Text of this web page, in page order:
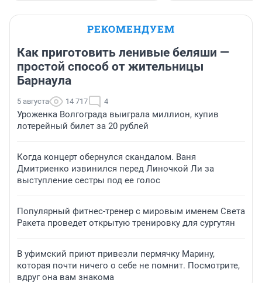
РЕКОМЕНДУЕМ
Как приготовить ленивые беляши —
простой способ от жительницы
Барнаула
5 августа 14 717 4
Уроженка Волгограда выиграла миллион, купив
лотерейный билет за 20 рублей
Когда концерт обернулся скандалом. Ваня
Дмитриенко извинился перед Линочкой Ли за
выступление сестры под ее голос
Популярный фитнес-тренер с мировым именем Света
Ракета проведет открытую тренировку для сургутян
В уфимский приют привезли пермячку Марину,
которая почти ничего о себе не помнит. Посмотрите,
вдруг она вам знакома